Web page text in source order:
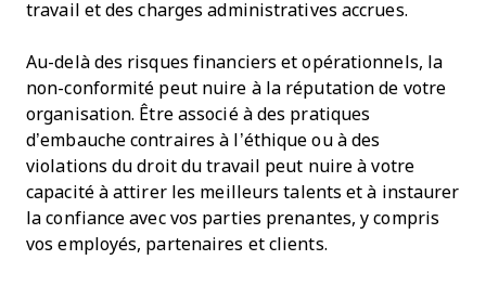
travail et des charges administratives accrues.
Au-delà des risques financiers et opérationnels, la
non-conformité peut nuire à la réputation de votre
organisation. Être associé à des pratiques
d’embauche contraires à l’éthique ou à des
violations du droit du travail peut nuire à votre
capacité à attirer les meilleurs talents et à instaurer
la confiance avec vos parties prenantes, y compris
vos employés, partenaires et clients.